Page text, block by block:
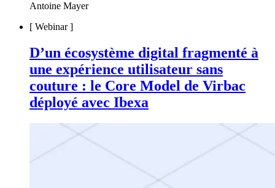
Antoine Mayer
[ Webinar]
D’un écosystème digital fragmenté à
une expérience utilisateur sans
couture : le Core Model de Virbac
déployé avec Ibexa